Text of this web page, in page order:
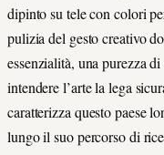
dipinto su tele con colori
pulizia del gesto creativo
essenzialità, una purezza
intendere l’arte la lega
caratterizza questo paese
lungo il suo percorso di